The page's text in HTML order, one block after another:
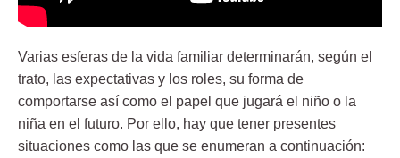
Varias esferas de la vida familiar determinarán, según el
trato, las expectativas y los roles, su forma de
comportarse así como el papel que jugará el niño o la
niña en el futuro. Por ello, hay que tener presentes
situaciones como las que se enumeran a continuación: